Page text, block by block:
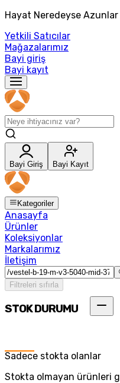
Hayat Neredeyse Azunlar
Yetkili Satıcılar
Mağazalarımız
Bayi giriş
Bayi kayıt
Bayi Giriş Bayi Kayıt
Kategoriler
Anasayfa
Ürünler
Koleksiyonlar
Markalarımız
İletişim
Filtreleri sıfırla
STOK DURUMU
Sadece stokta olanlar
Stokta olmayan ürünleri